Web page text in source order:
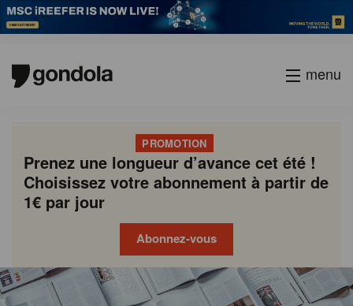
menu
PROMOTION
Prenez une longueur d’avance cet été !
Choisissez votre abonnement à partir de
1€ par jour
Abonnez-vous
Gondola
academy
Gondola
society